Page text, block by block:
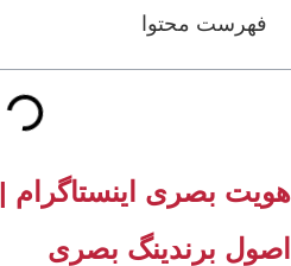
فهرست محتوا
بصری اینستاگرام
برندینگ بصری